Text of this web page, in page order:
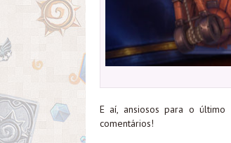
E aí, ansiosos para o
comentários!